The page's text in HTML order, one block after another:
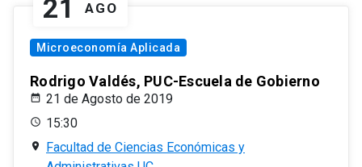
21 AGO
Microeconomía Aplicada
Rodrigo Valdés, PUC-Escuela de Gobierno
21 de Agosto de 2019
15:30
Facultad de Ciencias Económicas y